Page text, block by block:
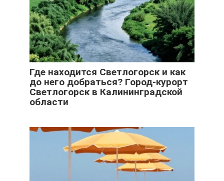
Где находится Светлогорск и как
до него добраться? Город-курорт
Светлогорск в Калининградской
области